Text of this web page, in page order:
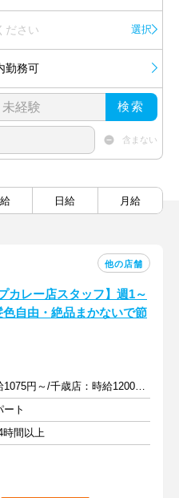
ださい 選択
勤務可
検索
含まない
日給 月給
他の店舗
カレー店スタッフ】週1～
自由・絶品まかないで節
大谷地店：時給1075円～/千歳店：時給1200円～＋交通費
ート
時間以上